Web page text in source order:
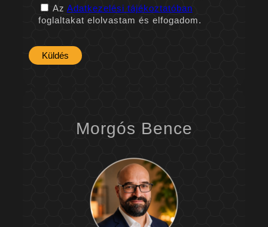
Az Adatkezelési tájékoztatóban
foglaltakat elolvastam és elfogadom.
Morgós Bence